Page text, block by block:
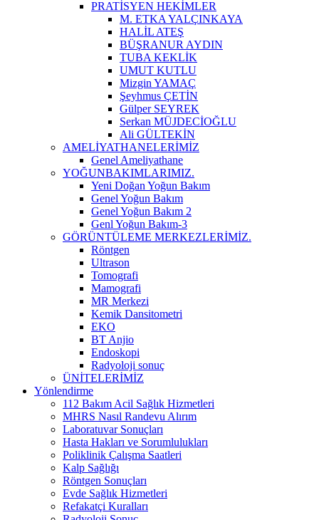
PRATİSYEN HEKİMLER
M. ETKA YALÇINKAYA
HALİL ATEŞ
BÜŞRANUR AYDIN
TUBA KEKLİK
UMUT KUTLU
Mizgin YAMAÇ
Şeyhmus ÇETİN
Gülper SEYREK
Serkan MÜJDECİOĞLU
Ali GÜLTEKİN
AMELİYATHANELERİMİZ
Genel Ameliyathane
YOĞUNBAKIMLARIMIZ.
Yeni Doğan Yoğun Bakım
Genel Yoğun Bakım
Genel Yoğun Bakım 2
Genl Yoğun Bakım-3
GÖRÜNTÜLEME MERKEZLERİMİZ.
Röntgen
Ultrason
Tomografi
Mamografi
MR Merkezi
Kemik Dansitometri
EKO
BT Anjio
Endoskopi
Radyoloji sonuç
ÜNİTELERİMİZ
Yönlendirme
112 Bakım Acil Sağlık Hizmetleri
MHRS Nasıl Randevu Alırım
Laboratuvar Sonuçları
Hasta Hakları ve Sorumlulukları
Poliklinik Çalışma Saatleri
Kalp Sağlığı
Röntgen Sonuçları
Evde Sağlık Hizmetleri
Refakatçi Kuralları